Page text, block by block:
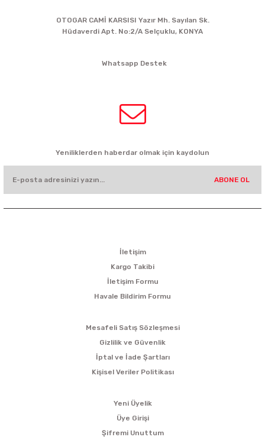
OTOGAR CAMİ KARSISI Yazır Mh. Sayılan Sk.
Hüdaverdi Apt. No:2/A Selçuklu, KONYA
Whatsapp Destek
Yeniliklerden haberdar olmak için kaydolun
ABONE OL
İletişim
Kargo Takibi
İletişim Formu
Havale Bildirim Formu
Mesafeli Satış Sözleşmesi
Gizlilik ve Güvenlik
İptal ve İade Şartları
Kişisel Veriler Politikası
Yeni Üyelik
Üye Girişi
Şifremi Unuttum